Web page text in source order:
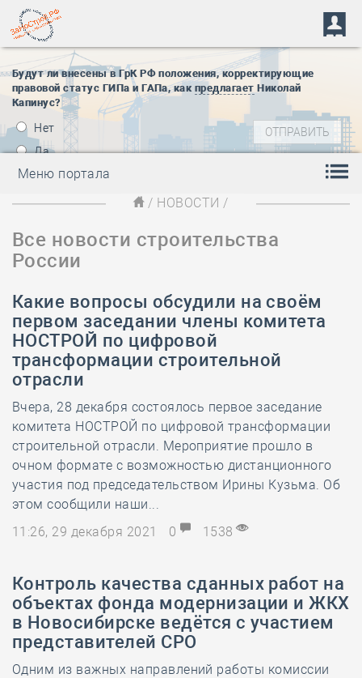
Будут ли внесены в ГрК РФ положения, корректирующие
правовой статус ГИПа и ГАПа, как предлагает Николай
Капинус?
Нет
Да
Меню портала
/ НОВОСТИ /
Все новости строительства
России
Какие вопросы обсудили на своём
первом заседании члены комитета
НОСТРОЙ по цифровой
трансформации строительной
отрасли
Вчера, 28 декабря состоялось первое заседание
комитета НОСТРОЙ по цифровой трансформации
строительной отрасли. Мероприятие прошло в
очном формате с возможностью дистанционного
участия под председательством Ирины Кузьма. Об
этом сообщили наши...
11:26, 29 декабря 2021
0 1538
Контроль качества сданных работ на
объектах фонда модернизации и ЖКХ
в Новосибирске ведётся с участием
представителей СРО
Одним из важных направлений работы комиссии